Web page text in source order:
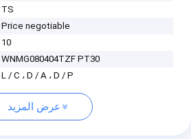
TS
Price negotiable
10
WNMG080404TZF PT30
L / C ، D / A ، D / P
عرض المزيد